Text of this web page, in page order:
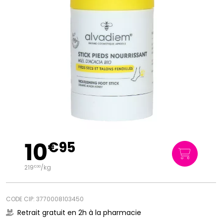
10€95
219€00/kg
CODE CIP: 3770008103450
Retrait gratuit en 2h à la pharmacie